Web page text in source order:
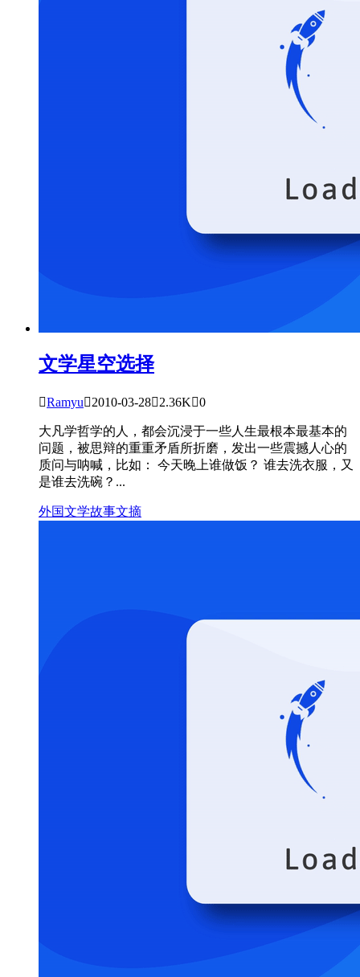
文学星空选择
Ramyu2010-03-282.36K0
大凡学哲学的人，都会沉浸于一些人生最根本最基本的
问题，被思辩的重重矛盾所折磨，发出一些震撼人心的
质问与呐喊，比如： 今天晚上谁做饭？ 谁去洗衣服，又
是谁去洗碗？...
外国文学故事文摘